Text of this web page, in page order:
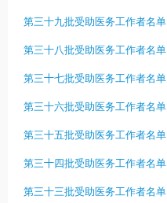
第三十九批受助医务工作者名单
第三十八批受助医务工作者名单
第三十七批受助医务工作者名单
第三十六批受助医务工作者名单
第三十五批受助医务工作者名单
第三十四批受助医务工作者名单
第三十三批受助医务工作者名单